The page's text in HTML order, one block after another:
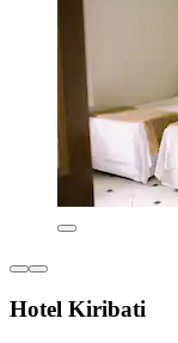
Hotel Kiribati